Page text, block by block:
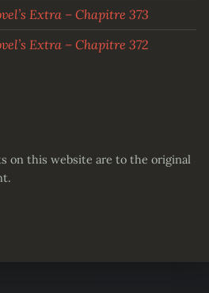
Extra – Chapitre 373
Extra – Chapitre 372
on this website are to the original